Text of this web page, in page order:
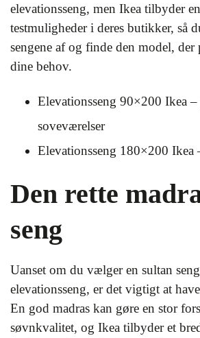
elevationsseng, men Ikea tilbyder
testmuligheder i deres butikker, så
sengene af og finde den model, der
dine behov.
Elevationsseng 90×200 Ikea
soveværelser
Elevationsseng 180×200 Ikea
Den rette
seng
Uanset om du vælger en sultan
elevationsseng, er det vigtigt at
En god madras kan gøre en stor
søvnkvalitet, og Ikea tilbyder et